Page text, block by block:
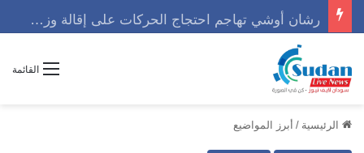
القائمة
الرئيسية / أبرز المواضيع